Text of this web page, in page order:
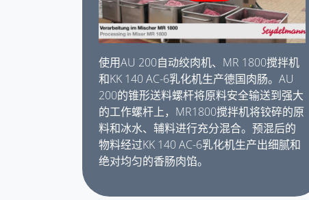
使用AU 200自动绞肉机、MR 1800搅拌机
和KK 140 AC-6乳化机生产德国肉肠。AU
200的锥形送料螺杆将原料安全输送到强大
的工作螺杆上，MR1800搅拌机将铰碎的原
料和冰水、辅料进行充分混合。预混后的
物料经过KK 140 AC-6乳化机生产出细腻和
绝对均匀的香肠肉馅。